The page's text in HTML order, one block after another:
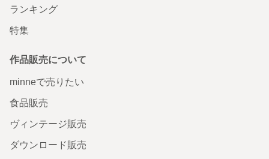
ランキング
特集
作品販売について
minneで売りたい
食品販売
ヴィンテージ販売
ダウンロード販売